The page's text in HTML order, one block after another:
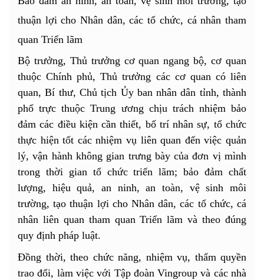
thuận lợi cho Nhân dân, các tổ chức, cá nhân tham
quan Triển lãm
Bộ trưởng, Thủ trưởng cơ quan ngang bộ, cơ quan
thuộc Chính phủ, Thủ trưởng các cơ quan có liên
quan, Bí thư, Chủ tịch Ủy ban nhân dân tỉnh, thành
phố trực thuộc Trung ương chịu trách nhiệm bảo
đảm các điều kiện cần thiết, bố trí nhân sự, tổ chức
thực hiện tốt các nhiệm vụ liên quan đến việc quản
lý, vận hành không gian trưng bày của đơn vị mình
trong thời gian tổ chức triển lãm; bảo đảm chất
lượng, hiệu quả, an ninh, an toàn, vệ sinh môi
trường, tạo thuận lợi cho Nhân dân, các tổ chức, cá
nhân liên quan tham quan Triển lãm và theo đúng
quy định pháp luật.
Đồng thời, theo chức năng, nhiệm vụ, thẩm quyền
trao đổi, làm việc với Tập đoàn Vingroup và các nhà